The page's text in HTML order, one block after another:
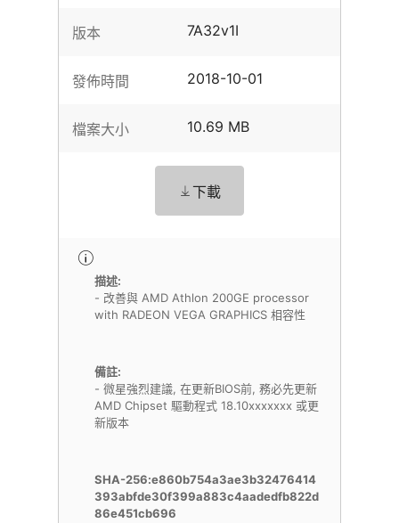
版本 7A32v1I
發佈時間 2018-10-01
檔案大小 10.69 MB
下載
描述:
- 改善與 AMD Athlon 200GE processor
with RADEON VEGA GRAPHICS 相容性
備註:
- 微星強烈建議, 在更新BIOS前, 務必先更新
AMD Chipset 驅動程式 18.10xxxxxxx 或更
新版本
SHA-256:e860b754a3ae3b32476414
393abfde30f399a883c4aadedfb822d
86e451cb696